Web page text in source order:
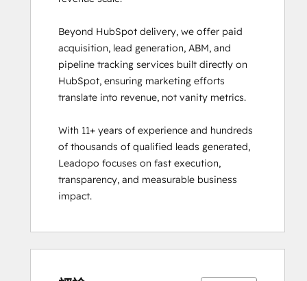
Beyond HubSpot delivery, we offer paid
acquisition, lead generation, ABM, and
pipeline tracking services built directly on
HubSpot, ensuring marketing efforts
translate into revenue, not vanity metrics.
With 11+ years of experience and hundreds
of thousands of qualified leads generated,
Leadopo focuses on fast execution,
transparency, and measurable business
impact.
成
成
成
成
成